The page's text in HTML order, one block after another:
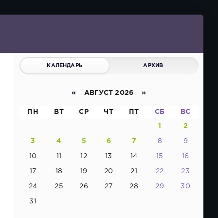
КАЛЕНДАРЬ АРХИВ
« АВГУСТ 2026 »
ПН ВТ СР ЧТ ПТ СБ ВС
1 2
3 4 5 6 7 8 9
10 11 12 13 14 15 16
17 18 19 20 21 22 23
24 25 26 27 28 29 30
31